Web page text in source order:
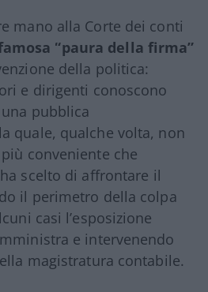
mano alla Corte dei conti
“paura della firma”
della politica:
e dirigenti conoscono
pubblica
quale, qualche volta, non
conveniente che
scelto di affrontare il
il perimetro della colpa
casi l’esposizione
e intervenendo
magistratura contabile.